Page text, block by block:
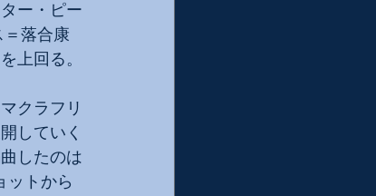
ー・ピー
落合康
上回る。
クラフリ
していく
したのは
ットから